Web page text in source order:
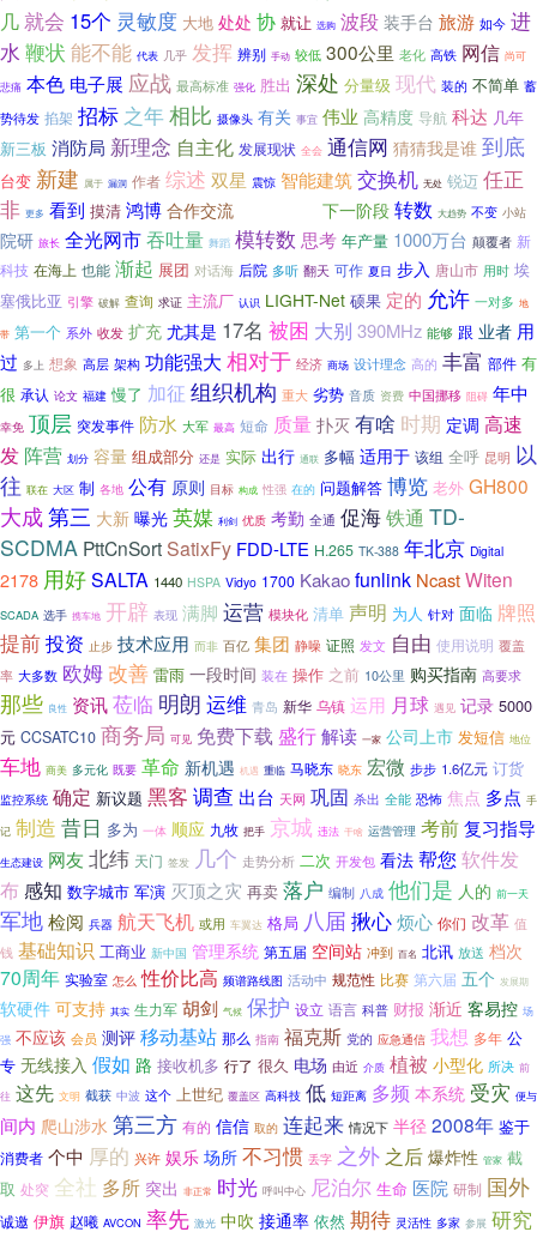
几就会 15个 灵敏度 大地 处处 协 就让 选购 波段 装手台 旅游 如今 进
水 鞭状 能不能 代表 几乎 发挥 辨别 手动 较低 300公里 老化 高铁 网信 尚可
悲痛 本色 电子展 应战 最高标准 强化 胜出 深处 分量级 现代 装的 不简单 蓄
势待发 掐架 招标 之年相比 摄像头 有关 事宜 伟业 高精度 导航 科达 几年
新三板 消防局 新理念 自主化 发展现状 全会 通信网 猜猜我是谁 到底
台变 新建 属于 漏洞 作者 综述 双星 震惊 智能建筑交换机 无处 锐迈 任正
非 更多 看到 摸清 鸿博合作交流 下一阶段 转数 大趋势 不变 小站
院研 旅长 全光网市吞吐量 舞蹈 模转数 思考 年产量 1000万台 颠覆者 新
科技 在海上 也能 渐起 展团 对话海 后院 多听 翻天 可作 夏日 步入 唐山市 用时 埃
塞俄比亚 引擎 破解 查询 求证 主流厂 认识 LIGHT-Net 硕果 定的 允许 一对多 地
带 第一个 系外 收发 扩充 尤其是 17名 被困 大别 390MHz 能够 跟 业者 用
过 多上 想象 高层 架构 功能强大 相对于 经济 商场 设计理念 高的 丰富 部件 有
很 承认 论文 福建 慢了 加征 组织机构 重大 劣势 音质 资费 中国挪移 阻碍 年中
幸免 顶层 突发事件 防水 大军 最高 短命 质量 扑灭 有啥 时期 定调 高速
发 阵营 划分 容量 组成部分 还是 实际 出行 通联 多幅 适用于 该组 全呼 昆明 以
往 联在 大区 制 各地 公有 原则 目标 构成 性强 在的 问题解答 博览 老外 GH800
大成第三 大新 曝光英媒 利剑 优质 考勤 全通 促海铁通 TD-
SCDMA PttCnSort SatixFy FDD-LTE H.265 TK-388 年北京 Digital
2178 用好SALTA 1440 HSPA Vidyo 1700 Kakaofunlink NcastWiten
SCADA 选手 携车地 开辟 表现 满脚 运营 模块化 清单 声明 为人 针对 面临 牌照
提前投资 止步 技术应用 而非 百亿 集团 静噪 证照 发文 自由 使用说明 覆盖
率 大多数 欧姆 改善 雷雨 一段时间 装在 操作 之前 10公里 购买指南 高要求
那些 良性 资讯莅临 明朗 运维 青岛 新华 乌镇 运用 月球 遇见 记录 5000
元 CCSATC10 商务局 可见 免费下载 盛行解读 一家 公司上市 发短信 地位
车地 商美 多元化 既要 革命 新机遇 机遇 重临 马晓东 晓东 宏微 步步 1.6亿元 订货
监控系统 确定 新议题 黑客 调查 出台 天网 巩固 杀出 全能 恐怖 焦点 多点 手
记 制造 昔日 多为 一体 顺应 九牧 把手 京城 违法 干啥 运营管理 考前复习指导
生态建设 网友 北纬 天门 签发 几个 走势分析 二次 开发包 看法 帮您 软件发
布 感知 数字城市 军演 灭顶之灾 再卖 落户 编制 八成 他们是 人的 前一天
军地检阅 兵器 航天飞机 或用 车翼达 格局 八届 揪心烦心 你们 改革 值
钱 基础知识 工商业 新中国 管理系统 第五届 空间站 冲到 百名 北讯 放送 档次
70周年 实验室 怎么 性价比高 频谱路线图 活动中 规范性 比赛 第六届 五个 发展期
软硬件 可支持 其实 生力军 胡剑 气候 保护 设立 语言 科普 财报 渐近 客易控 场
强 不应该 会员 测评 移动基站 那么 指南 福克斯 党的 应急通信 我想 多年 公
专 无线接入 假如 路 接收机多 行了 很久 电场 由近 介质 植被 小型化 所决 前
往 这先 文明 截获 中波 这个 上世纪 覆盖区 高科技 低 短距离 多频 本系统 受灾 便与
间内 爬山涉水 第三方 有的 信信 取的 连起来 情况下 半径 2008年 鉴于
消费者 个中 厚的 兴许 娱乐 场所 不习惯 丢字 之外 之后爆炸性 管家 截
取 处突 全社 多所 突出 非正常 时光 呼叫中心 尼泊尔 生命 医院 研制 国外
诚邀 伊旗 赵曦 AVCON 率先 激光 中吹 接通率 依然 期待 灵活性 多家 参展 研究